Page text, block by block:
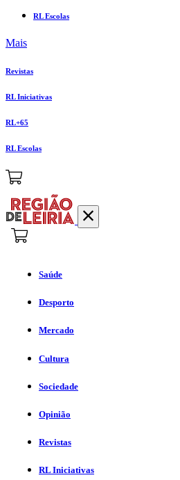
RL Escolas
Mais
Revistas
RL Iniciativas
RL+65
RL Escolas
Saúde
Desporto
Mercado
Cultura
Sociedade
Opinião
Revistas
RL Iniciativas